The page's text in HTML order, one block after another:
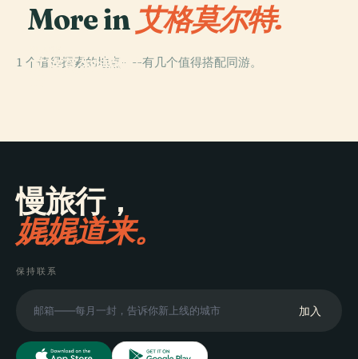
More in 艾格莫尔特.
1 个值得探索的地点——有几个值得搭配同游。
艾格莫尔特的城
慢旅行，
娓娓道来。
保持联系
加入